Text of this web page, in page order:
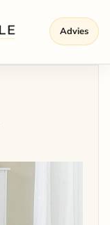
Advies